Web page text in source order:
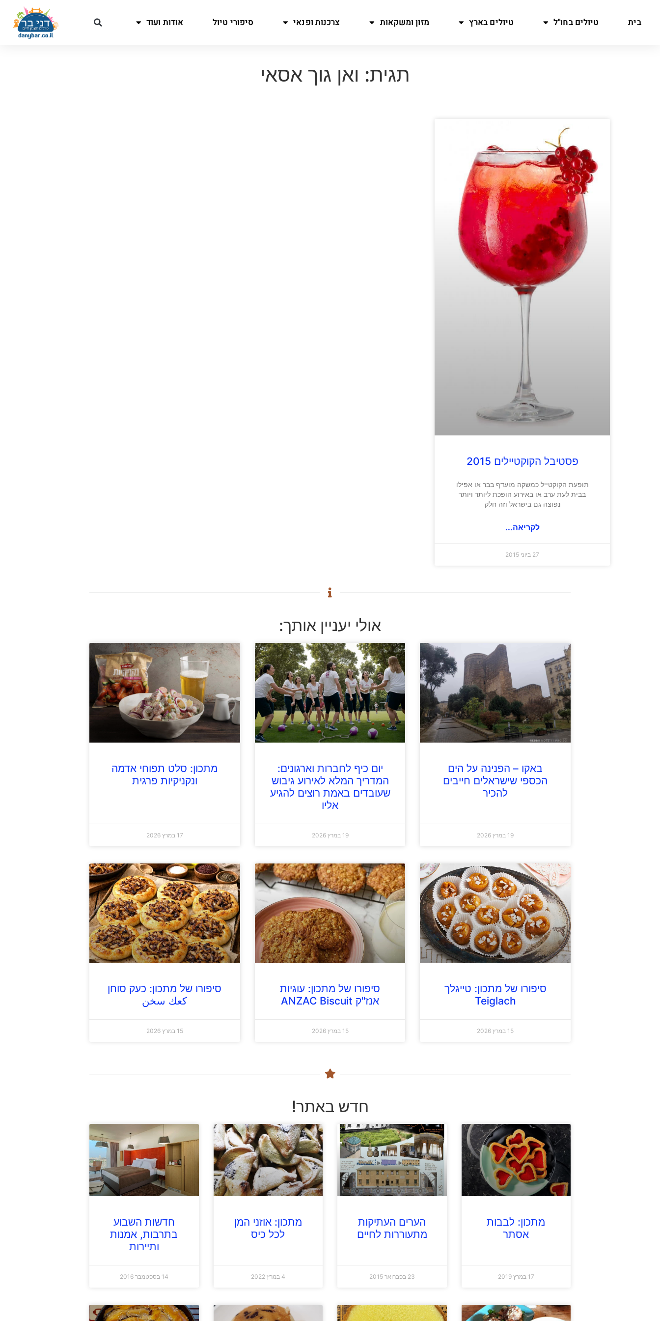
בית טיולים בחו"ל טיולים בארץ מזון ומשקאות צרכנות ופנאי סיפורי טיול אודות ועוד
תגית: ואן גוך אסאי
פסטיבל הקוקטיילים 2015
תופעת הקוקטייל כמשקה מועדף בבר או אפילו
בבית לעת ערב או באירוע הופכת ליותר ויותר
נפוצה גם בישראל וזה חלק
לקריאה...
27 ביוני 2015
אולי יעניין אותך:
באקו – הפנינה על הים
הכספי שישראלים חייבים
להכיר
19 במרץ 2026
יום כיף לחברות וארגונים:
המדריך המלא לאירוע גיבוש
שעובדים באמת רוצים להגיע
אליו
19 במרץ 2026
מתכון: סלט תפוחי אדמה
ונקניקיות פרגית
17 במרץ 2026
סיפורו של מתכון: טייגלך
Teiglach
15 במרץ 2026
סיפורו של מתכון: עוגיות
אנז"ק ANZAC Biscuit
15 במרץ 2026
סיפורו של מתכון: כעק סוחן
كعك سخن
15 במרץ 2026
חדש באתר!
מתכון: לבבות
אסתר
17 במרץ 2019
הערים העתיקות
מתעוררות לחיים
23 בפברואר 2015
מתכון: אוזני המן
לכל כיס
4 במרץ 2022
חדשות השבוע
בתרבות, אמנות
ותיירות
14 בספטמבר 2016